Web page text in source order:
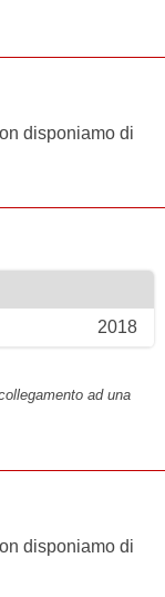
disponiamo di
2018
ad una
disponiamo di